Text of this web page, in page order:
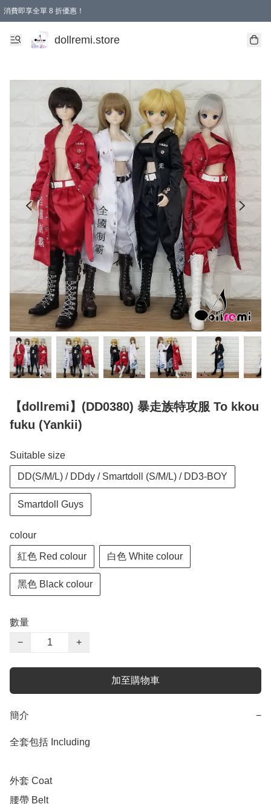
消費即享全單 8 折優惠！
購物滿 HKD 1500.00即享免運費優惠！（適用於 本地送貨、本地取貨、國際送貨 )
dollremi.store
【dollremi】(DD0380) 暴走族特攻服 To kkou
fuku (Yankii)
Suitable size
DD(S/M/L) / DDdy / Smartdoll (S/M/L) / DD3-BOY
Smartdoll Guys
colour
紅色 Red colour 白色 White colour
黑色 Black colour
數量
−
+
加至購物車
簡介 −
全套包括 Including
外套 Coat
腰帶 Belt